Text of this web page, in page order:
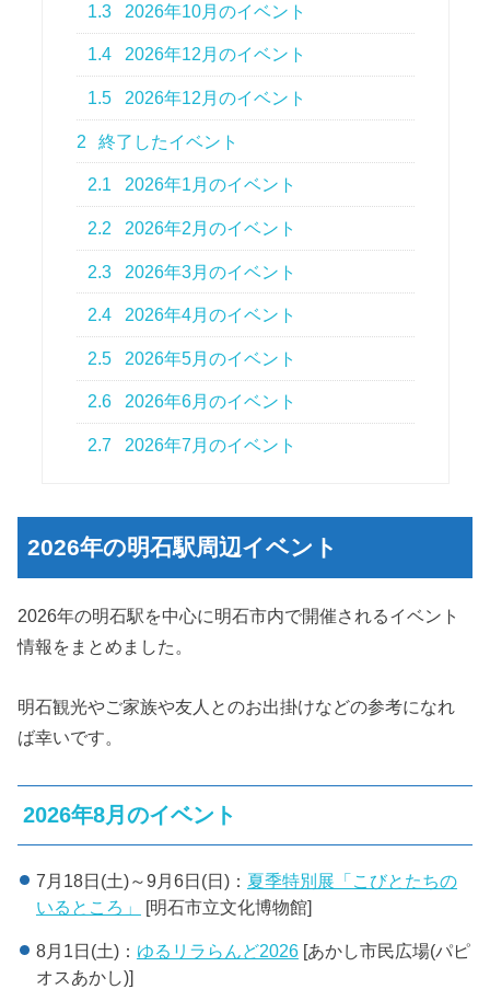
1.3 2026年10月のイベント
1.4 2026年12月のイベント
1.5 2026年12月のイベント
2 終了したイベント
2.1 2026年1月のイベント
2.2 2026年2月のイベント
2.3 2026年3月のイベント
2.4 2026年4月のイベント
2.5 2026年5月のイベント
2.6 2026年6月のイベント
2.7 2026年7月のイベント
2026年の明石駅周辺イベント
2026年の明石駅を中心に明石市内で開催されるイベント
情報をまとめました。
明石観光やご家族や友人とのお出掛けなどの参考になれ
ば幸いです。
2026年8月のイベント
7月18日(土)～9月6日(日)： 夏季特別展「こびとたちの
いるところ」
[明石市立文化博物館]
8月1日(土)： ゆるリラらんど2026[あかし市民広場(パピ
オスあかし)]